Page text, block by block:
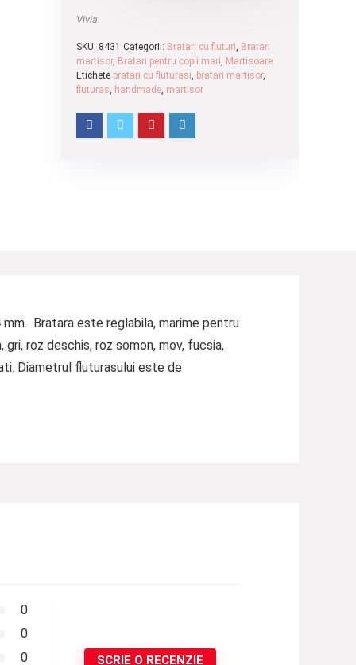
Vivia
SKU: 8431 Categorii: Bratari cu fluturi, Bratari
martisor, Bratari pentru copii mari, Martisoare
Etichete bratari cu fluturasi, bratari martisor,
fluturas, handmade, martisor
Bratara este reglabila, marime pentru
roz deschis, roz somon, mov, fucsia,
Diametrul fluturasului este de
0
0
0
SCRIE O RECENZIE